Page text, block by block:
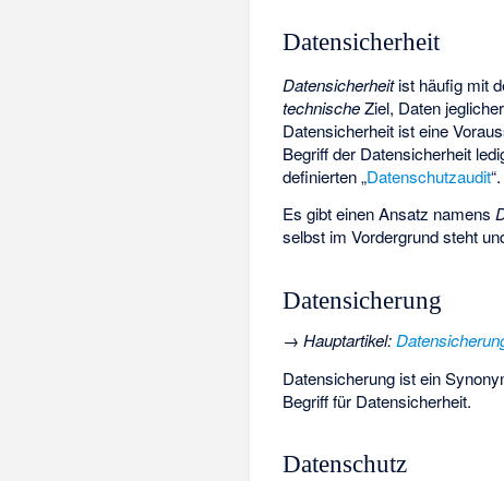
Datensicherheit
Datensicherheitist häufig mit
technischeZiel, Daten
Datensicherheit ist eine
Begriff der Datensicherheit
definierten „Datenschutzaudit“.
Es gibt einen Ansatz namens
selbst im Vordergrund steht
Datensicherung
→Hauptartikel:
Datensicherung ist ein
Begriff für Datensicherheit.
Datenschutz